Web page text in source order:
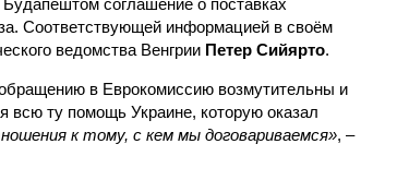
Соответствующей информацией в своём
ведомства Венгрии Петер Сийярто.
в Еврокомиссию возмутительны и
ту помощь Украине, которую оказал
к тому, с кем мы договариваемся», –